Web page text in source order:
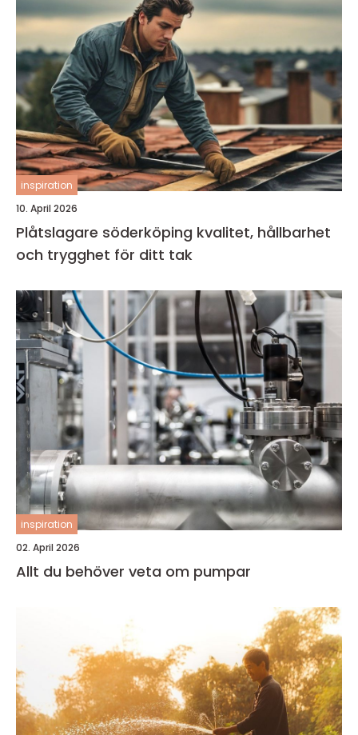
inspiration
10. April 2026
Plåtslagare söderköping kvalitet, hållbarhet
och trygghet för ditt tak
inspiration
02. April 2026
Allt du behöver veta om pumpar